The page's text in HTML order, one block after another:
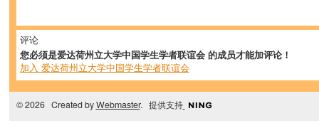
评论
您必须是爱达荷州立大学中国学生学者联谊会 的成员才能加评论！
加入 爱达荷州立大学中国学生学者联谊会
© 2026 Created byWebmaster. 提供支持